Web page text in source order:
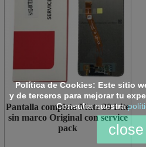
Pantalla completa Mate 20 Lite
sin marco Original con service
pack
Política de Cookies: Este sitio
y de terceros para mejorar tu
Consulta nuestra
close